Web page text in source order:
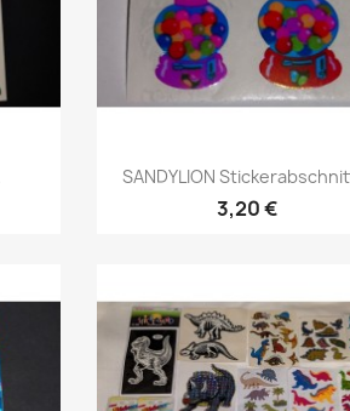
SANDYLION
3,20 €